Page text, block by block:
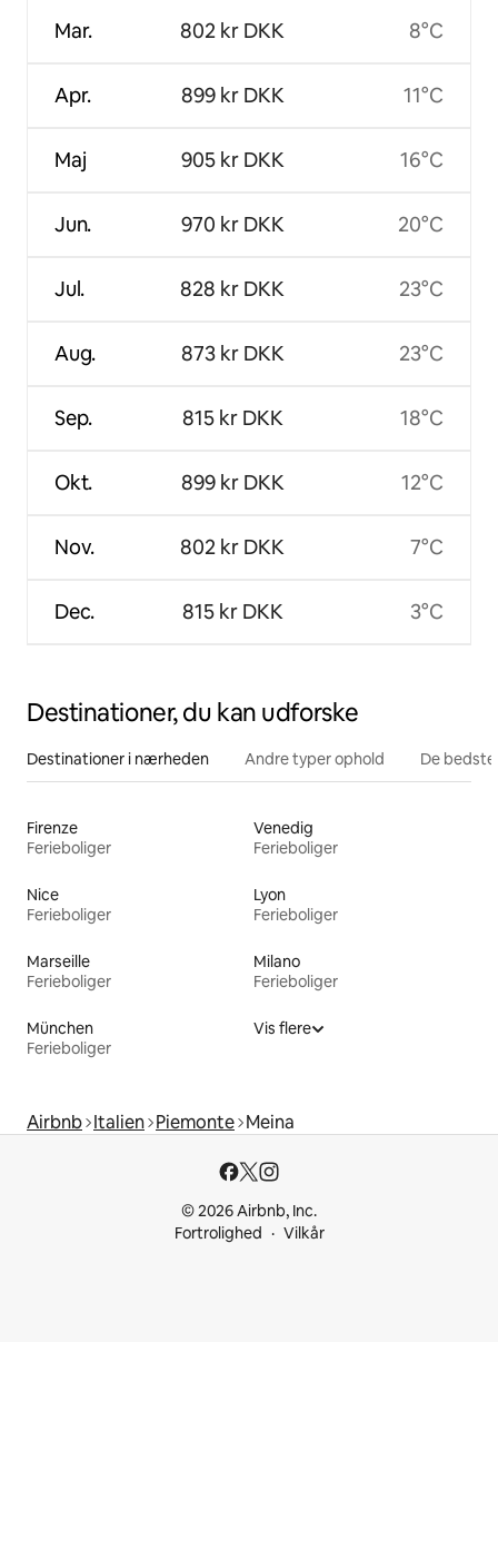
Mar.
Apr.
Maj
Jun.
Jul.
Aug.
Sep.
Okt.
Nov.
Dec.
802 kr DKK
899 kr DKK
905 kr DKK
970 kr DKK
828 kr DKK
873 kr DKK
815 kr DKK
899 kr DKK
802 kr DKK
815 kr DKK
8°C
11°C
16°C
20°C
23°C
23°C
18°C
12°C
7°C
3°C
Destinationer, du kan udforske
Destinationer i nærheden Andre typer ophold De
Firenze
Ferieboliger
Venedig
Ferieboliger
Nice
Ferieboliger
Lyon
Ferieboliger
Marseille
Ferieboliger
Milano
Ferieboliger
München
Ferieboliger
Vis flere
Airbnb Italien Piemonte Meina
© 2026 Airbnb, Inc.
Fortrolighed
Vilkår